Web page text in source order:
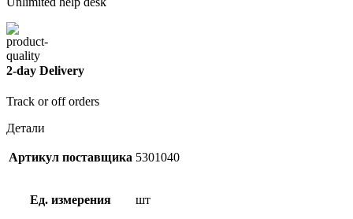
2-day Delivery
Track or off orders
Детали
Артикул поставщика 5301040
Ед. измерения шт